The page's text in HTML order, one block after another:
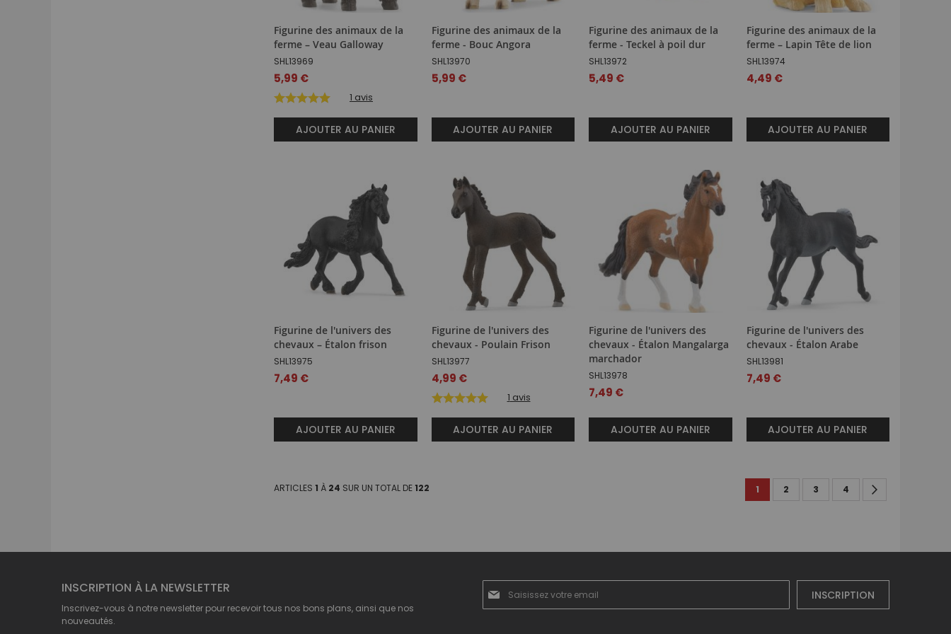
Figurine des animaux de la
ferme – Veau Galloway
SHL13969
5,99 €
1 avis
AJOUTER AU PANIER
Figurine des animaux de la
ferme - Bouc Angora
SHL13970
5,99 €
AJOUTER AU PANIER
Figurine des animaux de la
ferme - Teckel à poil dur
SHL13972
5,49 €
AJOUTER AU PANIER
Figurine des animaux de la
ferme – Lapin Tête de lion
SHL13974
4,49 €
AJOUTER AU PANIER
Figurine de l'univers des
chevaux – Étalon frison
SHL13975
7,49 €
AJOUTER AU PANIER
Figurine de l'univers des
chevaux - Poulain Frison
SHL13977
4,99 €
1 avis
AJOUTER AU PANIER
Figurine de l'univers des
chevaux - Étalon Mangalarga
marchador
SHL13978
7,49 €
AJOUTER AU PANIER
Figurine de l'univers des
chevaux - Étalon Arabe
SHL13981
7,49 €
AJOUTER AU PANIER
ARTICLES 1 À 24 SUR UN TOTAL DE 122 You're currently reading page
1 Page
2 Page
3 Page
4
INSCRIPTION À LA NEWSLETTER
Inscrivez-vous à notre newsletter pour recevoir tous nos bons plans, ainsi que nos
nouveautés.
notre
INSCRIPTION